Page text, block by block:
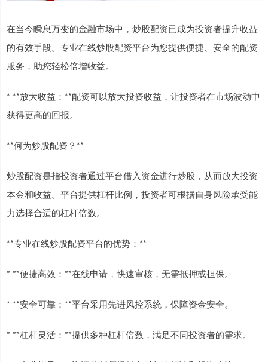
在当今瞬息万变的金融市场中，炒股配资已成为投资者提升收益
的有效手段。专业在线炒股配资平台为您提供便捷、安全的配资
服务，助您轻松倍增收益。
* **放大收益：**配资可以放大投资收益，让投资者在市场波动中
获得更高的回报。
**何为炒股配资？**
炒股配资是指投资者通过平台借入资金进行炒股，从而放大投资
本金和收益。平台提供杠杆比例，投资者可根据自身风险承受能
力选择合适的杠杆倍数。
**专业在线炒股配资平台的优势：**
* **便捷高效：**在线申请，快速审核，无需抵押或担保。
* **安全可靠：**平台采用先进风控系统，保障资金安全。
* **杠杆灵活：**提供多种杠杆倍数，满足不同投资者的需求。